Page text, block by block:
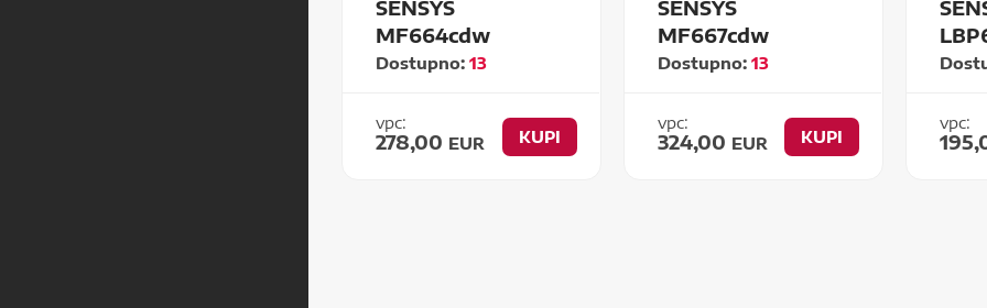
SENSYS
MF664cdw
Dostupno:13
vpc:
278,00 EUR KUPI
SENSYS
MF667cdw
Dostupno:13
vpc:
324,00 EUR KUPI
vpc: